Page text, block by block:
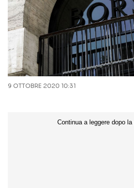
9 OTTOBRE 2020 10:31